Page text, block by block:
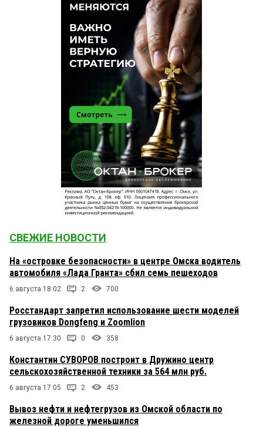
СВЕЖИЕ НОВОСТИ
На «островке безопасности» в центре Омска водитель
автомобиля «Лада Гранта» сбил семь пешеходов
6 августа 18:02 2 700
Росстандарт запретил использование шести моделей
грузовиков Dongfeng и Zoomlion
6 августа 17:30 0 358
Константин СУВОРОВ построит в Дружино центр
сельскохозяйственной техники за 564 млн руб.
6 августа 17:05 2 453
Вывоз нефти и нефтегрузов из Омской области по
железной дороге уменьшился